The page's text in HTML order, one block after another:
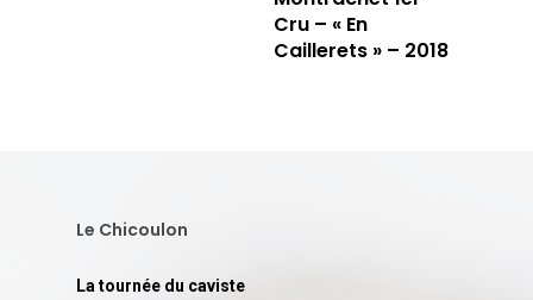
Cru – « En
Caillerets » – 2018
Le Chicoulon
La tournée du caviste